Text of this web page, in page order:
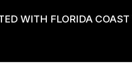
WITH FLORIDA